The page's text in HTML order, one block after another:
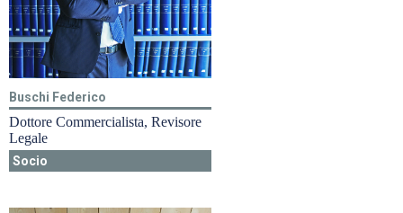
Buschi Federico
Dottore Commercialista, Revisore
Legale
Socio